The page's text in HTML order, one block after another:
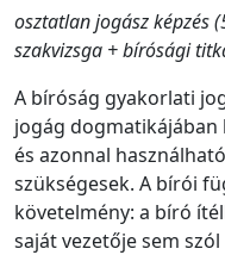
osztatlan jogász képzés
szakvizsga + bírósági
A bíróság gyakorlati
jogág dogmatikájában
és azonnal
szükségesek. A bírói
követelmény: a bíró
saját vezetője sem